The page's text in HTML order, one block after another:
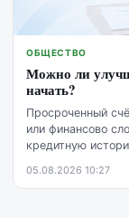
ОБЩЕСТВО
Можно ли
начать?
Просроченный
или финансово
кредитную
историю можно
05.08.2026 10:27